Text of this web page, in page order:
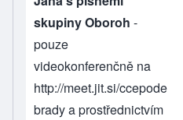
skupiny Oboroh -
pouze
videokonferenčně na
http://meet.jit.si/ccepode
bradya prostřednictvím